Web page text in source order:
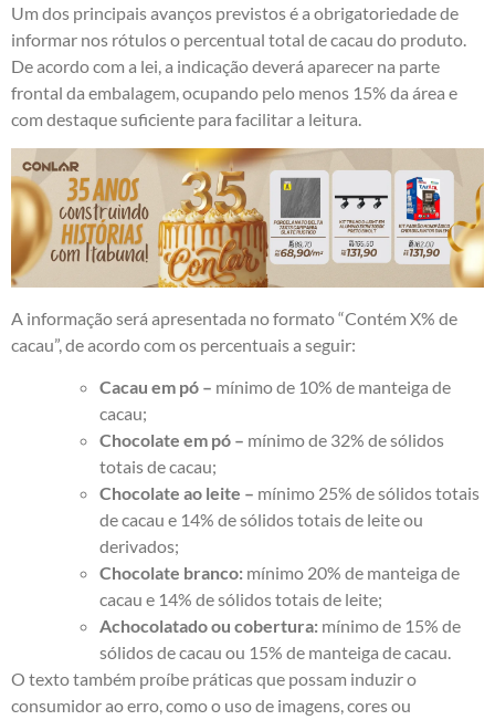
Um dos principais avanços previstos é a obrigatoriedade de
informar nos rótulos o percentual total de cacau do produto.
De acordo com a lei, a indicação deverá aparecer na parte
frontal da embalagem, ocupando pelo menos 15% da área e
com destaque suficiente para facilitar a leitura.
A informação será apresentada no formato “Contém X% de
cacau”, de acordo com os percentuais a seguir:
Cacau em pó – mínimo de 10% de manteiga de
cacau;
Chocolate em pó – mínimo de 32% de sólidos
totais de cacau;
Chocolate ao leite – mínimo 25% de sólidos totais
de cacau e 14% de sólidos totais de leite ou
derivados;
Chocolate branco: mínimo 20% de manteiga de
cacau e 14% de sólidos totais de leite;
Achocolatado ou cobertura: mínimo de 15% de
sólidos de cacau ou 15% de manteiga de cacau.
O texto também proíbe práticas que possam induzir o
consumidor ao erro, como o uso de imagens, cores ou